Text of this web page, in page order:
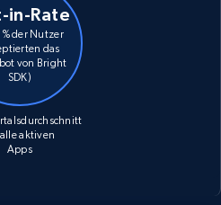
in-Rate
der Nutzer
das
von Bright
SDK)
aktiven
Apps